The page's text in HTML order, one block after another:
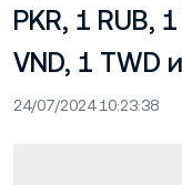
PKR, 1 RUB,
VND, 1 TWD
24/07/2024 10:23:38